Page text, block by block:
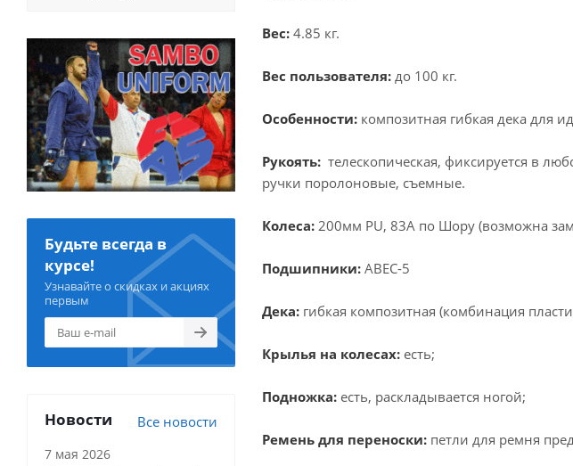
Вес: 4.85 кг.
Вес пользователя: до 100 кг.
Особенности: композитная гибкая дека для
Рукоять: телескопическая, фиксируется в
ручки поролоновые, съемные.
Колеса: 200мм PU, 83А по Шору (возможна
Подшипники: ABEC-5
Дека: гибкая композитная (комбинация
Крылья на колесах: есть;
Подножка: есть, раскладывается ногой;
Ремень для переноски: петли для ремня
Будьте всегда в
курсе!
Узнавайте о скидках и акциях
первым
Новости Все новости
7 мая 2026